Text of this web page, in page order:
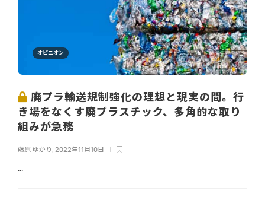
オピニオン
廃プラ輸送規制強化の理想と現実の間。行
き場をなくす廃プラスチック、多角的な取り
組みが急務
藤原 ゆかり , 2022年11月10日
...